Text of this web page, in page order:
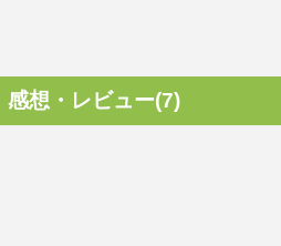
感想・レビュー(7)